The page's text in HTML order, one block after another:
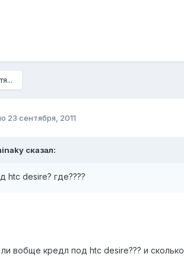
23 сентября, 2011
сказал:
htc desire? где????
вобще кредл под htc desire??? и